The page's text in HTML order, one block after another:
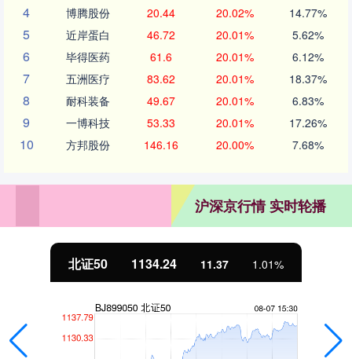
4 博腾股份 20.44 20.02% 14.77%
5 近岸蛋白 46.72 20.01% 5.62%
6 毕得医药 61.6 20.01% 6.12%
7 五洲医疗 83.62 20.01% 18.37%
8 耐科装备 49.67 20.01% 6.83%
9 一博科技 53.33 20.01% 17.26%
10 方邦股份 146.16 20.00% 7.68%
沪深京行情 实时轮播
北证50 1134.24 11.37 1.01%